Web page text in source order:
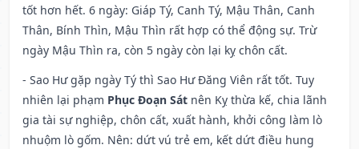
tốt hơn hết. 6 ngày: Giáp Tý, Canh Tý, Mậu Thân, Canh
Thân, Bính Thìn, Mậu Thìn rất hợp có thể động sự. Trừ
ngày Mậu Thìn ra, còn 5 ngày còn lại kỵ chôn cất.
- Sao Hư gặp ngày Tý thì Sao Hư Đăng Viên rất tốt. Tuy
nhiên lại phạm Phục Đoạn Sát nên Kỵ thừa kế, chia lãnh
gia tài sự nghiệp, chôn cất, xuất hành, khởi công làm lò
nhuộm lò gốm. Nên: dứt vú trẻ em, kết dứt điều hung